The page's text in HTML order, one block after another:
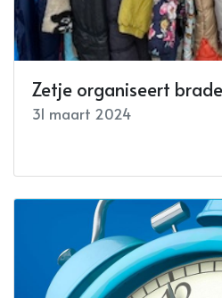
Zetje organiseert
31 maart 2024